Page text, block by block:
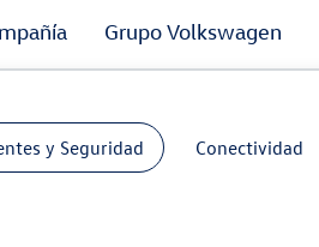
Grupo Volkswagen
y Seguridad Conectividad